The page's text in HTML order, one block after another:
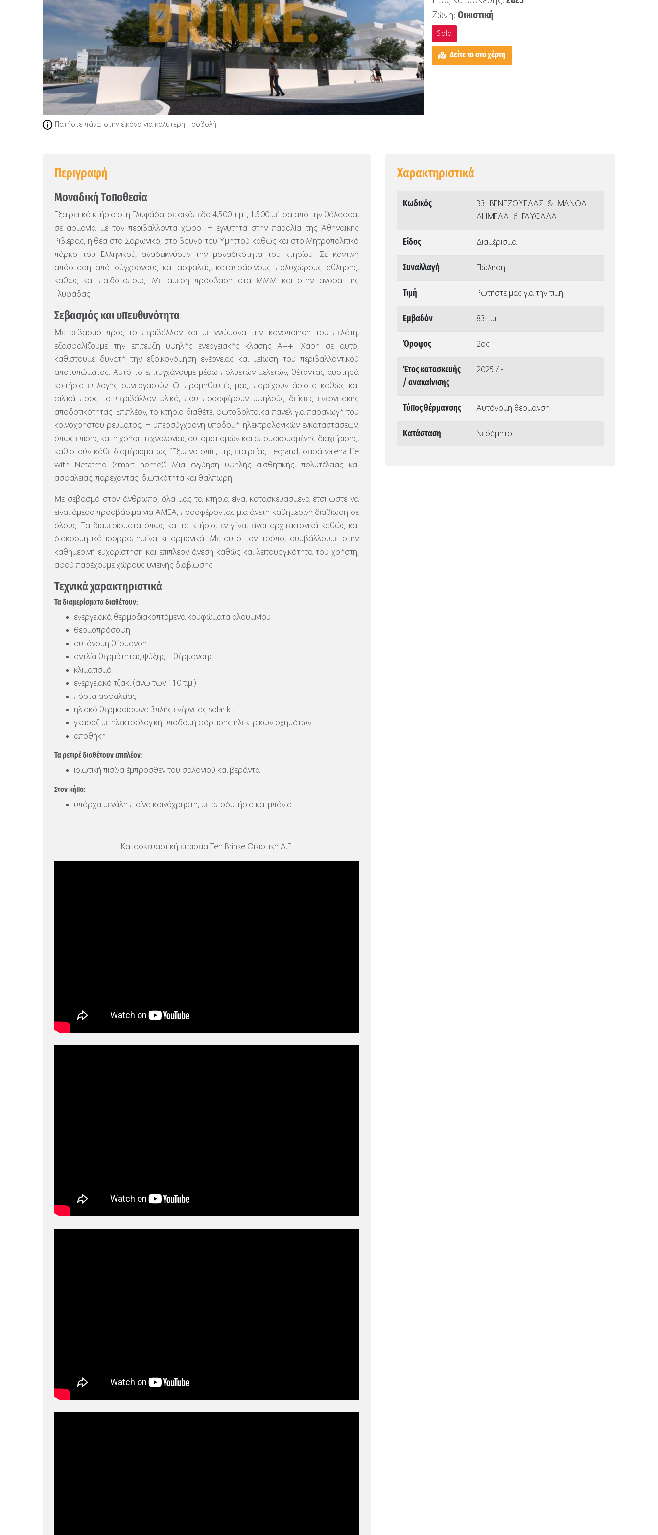
Πατήστε πάνω στην εικόνα για καλύτερη προβολή
Ζώνη: Οικιστική
Sold
Δείτε το στο χάρτη
Περιγραφή
Μοναδική Τοποθεσία
Εξαιρετικό κτήριο στη Γλυφάδα, σε οικόπεδο 4.500 τ.μ. , 1.500 μέτρα από την θάλασσα,
σε αρμονία με τον περιβάλλοντα χώρο. Η εγγύτητα στην παραλία της Αθηναϊκής
Ριβιέρας, η θέα στο Σαρωνικό, στο βουνό του Υμηττού καθώς και στο Μητροπολιτικό
πάρκο του Ελληνικού, αναδεικνύουν την μοναδικότητα του κτηρίου. Σε κοντινή
απόσταση από σύγχρονους και ασφαλείς, καταπράσινους πολυχώρους άθλησης,
καθώς και παιδότοπους. Με άμεση πρόσβαση στα ΜΜΜ και στην αγορά της
Γλυφάδας.
Σεβασμός και υπευθυνότητα
Με σεβασμό προς το περιβάλλον και με γνώμονα την ικανοποίηση του πελάτη,
εξασφαλίζουμε την επίτευξη υψηλής ενεργειακής κλάσης Α++. Χάρη σε αυτό,
καθιστούμε δυνατή την εξοικονόμηση ενέργειας και μείωση του περιβαλλοντικού
αποτυπώματος. Αυτό το επιτυγχάνουμε μέσω πολυετών μελετών, θέτοντας αυστηρά
κριτήρια επιλογής συνεργασιών. Οι προμηθευτές μας, παρέχουν άριστα καθώς και
φιλικά προς το περιβάλλον υλικά, που προσφέρουν υψηλούς δείκτες ενεργειακής
αποδοτικότητας. Επιπλέον, το κτήριο διαθέτει φωτοβολταϊκά πάνελ για παραγωγή του
κοινόχρηστου ρεύματος. Η υπερσύγχρονη υποδομή ηλεκτρολογικών εγκαταστάσεων,
όπως επίσης και η χρήση τεχνολογίας αυτοματισμών και απομακρυσμένης διαχείρισης,
καθιστούν κάθε διαμέρισμα ως ”Έξυπνο σπίτι, της εταιρείας Legrand, σειρά valena life
with Netatmo (smart home)”. Μια εγγύηση υψηλής αισθητικής, πολυτέλειας και
ασφάλειας, παρέχοντας ιδιωτικότητα και θαλπωρή.
Με σεβασμό στον άνθρωπο, όλα μας τα κτήρια είναι κατασκευασμένα έτσι ώστε να
είναι άμεσα προσβάσιμα για ΑΜΕΑ, προσφέροντας μια άνετη καθημερινή διαβίωση σε
όλους. Τα διαμερίσματα όπως και το κτήριο, εν γένει, είναι αρχιτεκτονικά καθώς και
διακοσμητικά ισορροπημένα κι αρμονικά. Με αυτό τον τρόπο, συμβάλλουμε στην
καθημερινή ευχαρίστηση και επιπλέον άνεση καθώς και λειτουργικότητα του χρήστη,
αφού παρέχουμε χώρους υγιεινής διαβίωσης.
Τεχνικά χαρακτηριστικά
Τα διαμερίσματα διαθέτουν:
ενεργειακά θερμοδιακοπτόμενα κουφώματα αλουμινίου
θερμοπρόσοψη
αυτόνομη θέρμανση
αντλία θερμότητας ψύξης – θέρμανσης
κλιματισμό
ενεργειακό τζάκι (άνω των 110 τ.μ.)
πόρτα ασφαλείας
ηλιακό θερμοσίφωνα 3πλής ενέργειας solar kit
γκαράζ με ηλεκτρολογική υποδομή φόρτισης ηλεκτρικών οχημάτων
αποθήκη
Τα ρετιρέ διαθέτουν επιπλέον:
ιδιωτική πισίνα έμπροσθεν του σαλονιού και βεράντα
Στον κήπο:
υπάρχει μεγάλη πισίνα κοινόχρηστη, με αποδυτήρια και μπάνια
Κατασκευαστική εταιρεία Ten Brinke Οικιστική Α.Ε.
Χαρακτηριστικά
Κωδικός
Β3_ΒΕΝΕΖΟΥΕΛΑΣ_&_ΜΑΝΩΛΗ_
ΔΗΜΕΛΑ_6_ΓΛΥΦΑΔΑ
Είδος Διαμέρισμα
Συναλλαγή Πώληση
Τιμή Ρωτήστε μας για την τιμή
Εμβαδόν 83 τ.μ.
Όροφος 2ος
Έτος κατασκευής
/ ανακαίνισης
2025 / -
Τύπος θέρμανσης Αυτόνομη θέρμανση
Κατάσταση Νεόδμητο